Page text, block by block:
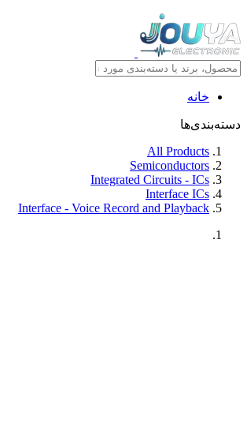
خانه
دسته‌بندی‌ها
All Products
Semiconductors
Integrated Circuits - ICs
Interface ICs
Interface - Voice Record and Playback